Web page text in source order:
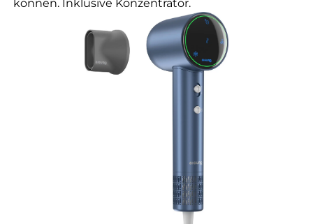
können. Inklusive Konzentrator.